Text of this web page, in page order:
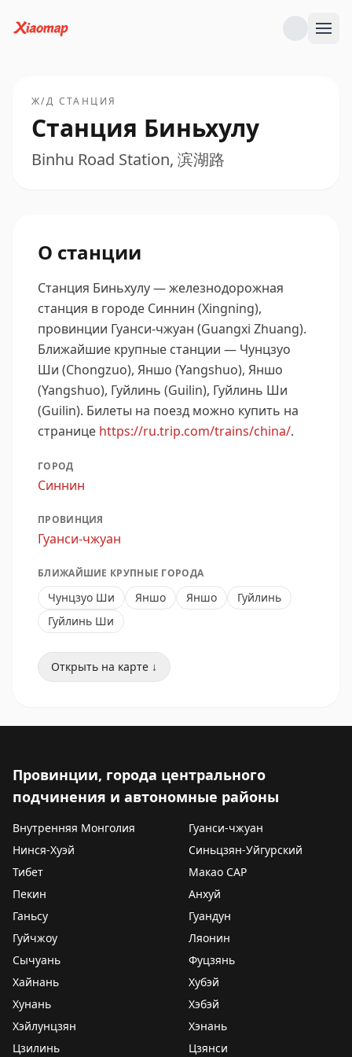
Ж/Д СТАНЦИЯ
Станция Биньхулу
Binhu Road Station, 滨湖路
О станции
Станция Биньхулу — железнодорожная
станция в городе Синнин (Xingning),
провинции Гуанси-чжуан (Guangxi Zhuang).
Ближайшие крупные станции — Чунцзуо
Ши (Chongzuo), Яншо (Yangshuo), Яншо
(Yangshuo), Гуйлинь (Guilin), Гуйлинь Ши
(Guilin). Билеты на поезд можно купить на
странице https://ru.trip.com/trains/china/.
ГОРОД
Синнин
ПРОВИНЦИЯ
Гуанси-чжуан
БЛИЖАЙШИЕ КРУПНЫЕ ГОРОДА
Чунцзуо Ши Яншо Яншо
Гуйлинь
Гуйлинь Ши
Открыть на карте ↓
Провинции, города центрального
подчинения и автономные районы
Внутренняя Монголия
Гуанси-чжуан
Нинся-Хуэй
Синьцзян-Уйгурский
Тибет
Макао САР
Пекин
Анхуй
Ганьсу
Гуандун
Гуйчжоу
Ляонин
Сычуань
Фуцзянь
Хайнань
Хубэй
Хунань
Хэбэй
Хэйлунцзян
Хэнань
Цзилинь
Цзянси